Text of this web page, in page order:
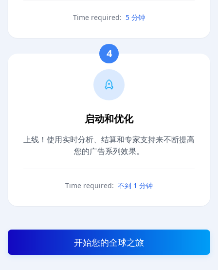
Time required: 5 分钟
4
启动和优化
上线！使用实时分析、结算和专家支持来不断提高
您的广告系列效果。
Time required: 不到 1 分钟
开始您的全球之旅